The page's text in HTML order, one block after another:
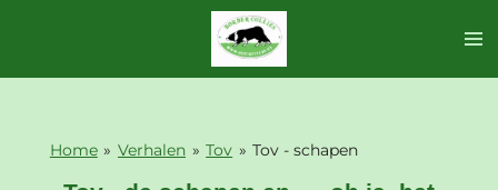
Home » Verhalen » Tov » Tov - schapen